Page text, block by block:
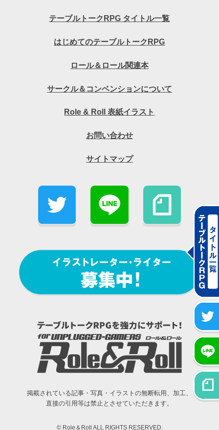
テーブルトークRPG タイトル一覧
はじめてのテーブルトークRPG
ロール＆ロール関連本
サークル＆コンベンションについて
Role & Roll 表紙イラスト
お問い合わせ
サイトマップ
掲載されている記事・写真・イラストの無断転用、加工、
直接の引用等は禁止とさせていただきます。
© Role＆Roll ALL RIGHTS RESERVED.